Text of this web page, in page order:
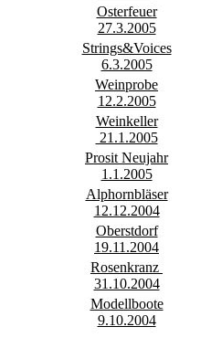
Osterfeuer
27.3.2005
Strings&Voices
6.3.2005
Weinprobe
12.2.2005
Weinkeller
21.1.2005
Prosit Neujahr
1.1.2005
Alphornbläser
12.12.2004
Oberstdorf
19.11.2004
Rosenkranz
31.10.2004
Modellboote
9.10.2004